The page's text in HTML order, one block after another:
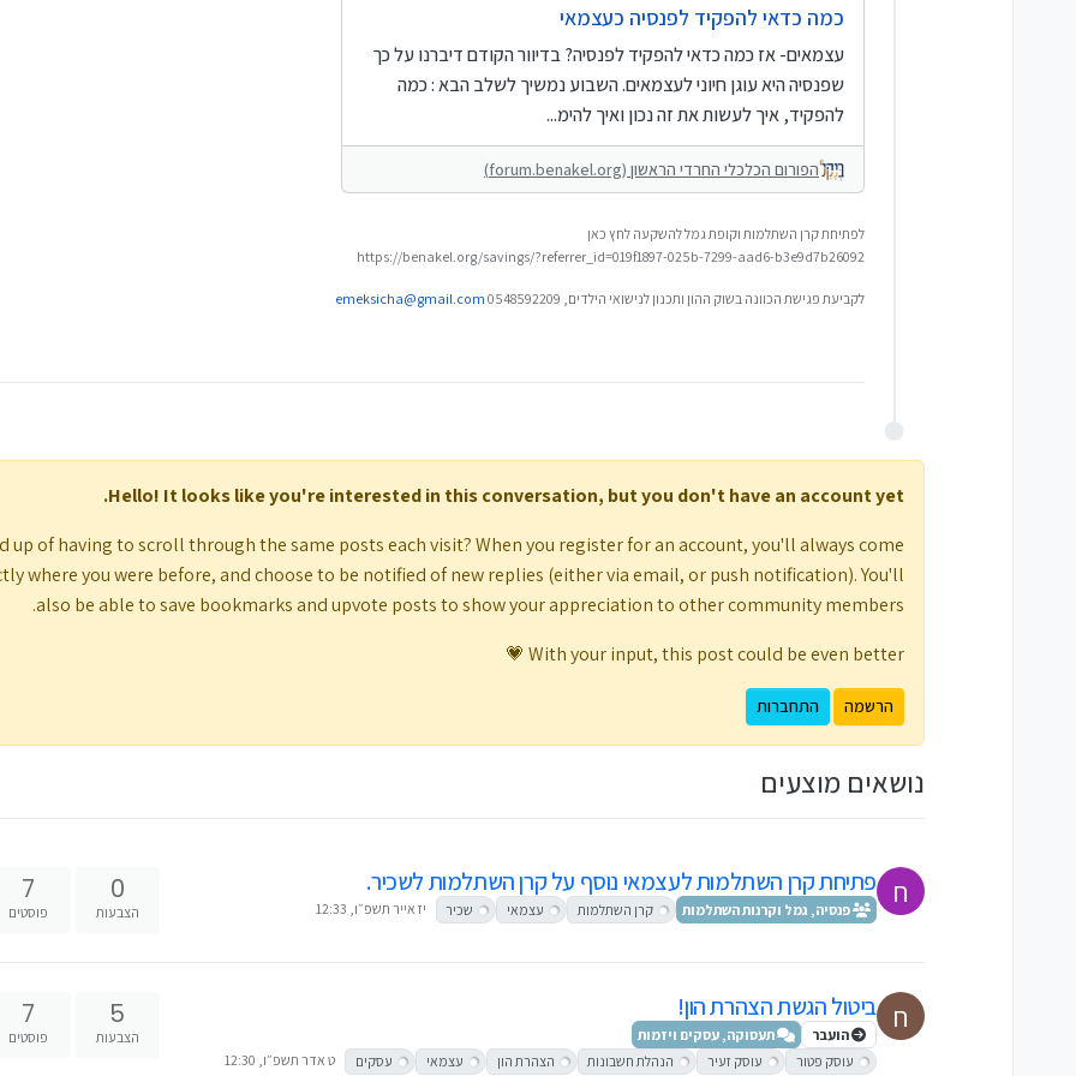
כמה כדאי להפקיד לפנסיה כעצמאי
עצמאים- אז כמה כדאי להפקיד לפנסיה? בדיוור הקודם דיברנו על כך
שפנסיה היא עוגן חיוני לעצמאים. השבוע נמשיך לשלב הבא : כמה
להפקיד, איך לעשות את זה נכון ואיך להימ...
הפורום הכלכלי החרדי הראשון (forum.benakel.org)
לפתיחת קרן השתלמות וקופת גמל להשקעה לחץ כאן
https://benakel.org/savings/?referrer_id=019f1897-025b-7299-aad6-b3e9d7b26092
לקביעת פגישת הכוונה בשוק ההון ותכנון לנישואי הילדים, 0548592209 emeksicha@gmail.com
Hello! It looks like you're interested in this conversation, but you don't have an account yet.
up of having to scroll through the same posts each visit? When you register for an account, you'll always come
where you were before, and choose to be notified of new replies (either via email, or push notification). You'll
also be able to save bookmarks and upvote posts to show your appreciation to other community members.
With your input, this post could be even better 💗
הרשמה התחברות
נושאים מוצעים
ח פתיחת קרן השתלמות לעצמאי נוסף על קרן השתלמות לשכיר.
פנסיה, גמל וקרנות השתלמות קרן השתלמות עצמאי שכיר יז אייר תשפ״ו, 12:33
0
הצבעות
7
פוסטים
ח ביטול הגשת הצהרת הון!
הועבר
תעסוקה, עסקים ויזמות
עוסק פטור
עוסק זעיר הנהלת חשבונות הצהרת הון עצמאי עסקים ט אדר תשפ״ו, 12:30
5
הצבעות
7
פוסטים